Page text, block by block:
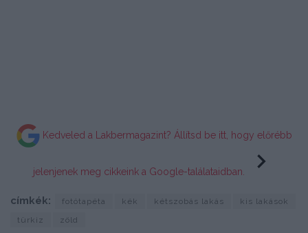
Kedveled a Lakbermagazint? Állítsd be itt, hogy előrébb
jelenjenek meg cikkeink a Google-találataidban.
címkék: fotótapéta kék kétszobás lakás
kis lakások
türkiz
zöld